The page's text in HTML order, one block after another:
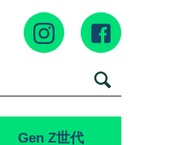
Gen Z世代